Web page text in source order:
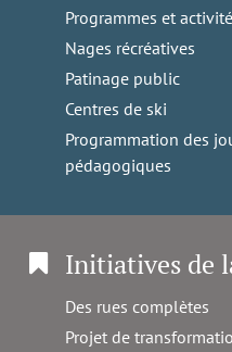
Programmes et
Nages récréatives
Patinage public
Centres de ski
Programmation des
pédagogiques
Initiatives de
Des rues complètes
Projet de